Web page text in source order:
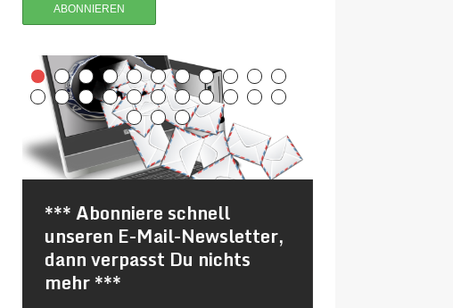
*** Abonniere schnell
unseren E-Mail-Newsletter,
dann verpasst Du nichts
mehr ***